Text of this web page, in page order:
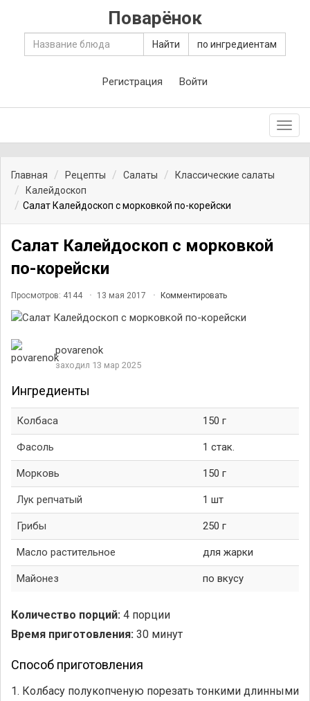
Поварёнок
Найти по ингредиентам
Регистрация Войти
Главная Рецепты Салаты
Классические салаты
Калейдоскоп
Салат Калейдоскоп с морковкой по-корейски
Салат Калейдоскоп с морковкой
по-корейски
Просмотров: 4144 13 мая 2017 Комментировать
povarenok
заходил 13 мар 2025
Ингредиенты
Колбаса 150 г
Фасоль 1 стак.
Морковь 150 г
Лук репчатый 1 шт
Грибы 250 г
Масло растительное для жарки
Майонез по вкусу
Количество порций: 4 порции
Время приготовления: 30 минут
Способ приготовления
1. Колбасу полукопченую порезать тонкими длинными